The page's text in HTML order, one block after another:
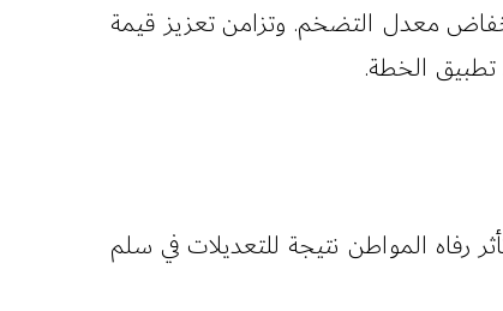
معدل التضخم. وتزامن تعزيز قيمة
تطبيق الخطة.
المواطن نتيجة للتعديلات في سلم